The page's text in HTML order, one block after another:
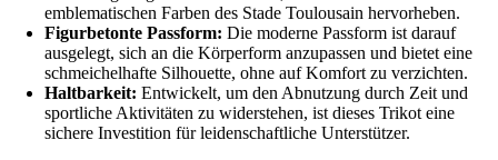
emblematischen Farben des Stade Toulousain hervorheben.
Figurbetonte Passform: Die moderne Passform ist darauf
ausgelegt, sich an die Körperform anzupassen und bietet eine
schmeichelhafte Silhouette, ohne auf Komfort zu verzichten.
Haltbarkeit: Entwickelt, um den Abnutzung durch Zeit und
sportliche Aktivitäten zu widerstehen, ist dieses Trikot eine
sichere Investition für leidenschaftliche Unterstützer.